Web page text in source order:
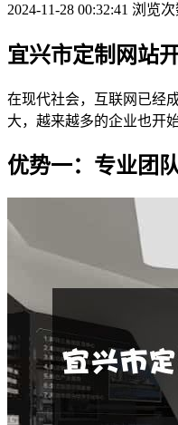
2024-11-28 00:32:41 浏览
宜兴市定制网站
在现代社会，互联网已经
大，越来越多的企业也开
优势一：专业团